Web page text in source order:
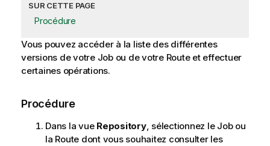
SUR CETTE PAGE
Procédure
Vous pouvez accéder à la liste des différentes
versions de votre Job ou de votre Route et effectuer
certaines opérations.
Procédure
Dans la vue Repository, sélectionnez le Job ou
la Route dont vous souhaitez consulter les